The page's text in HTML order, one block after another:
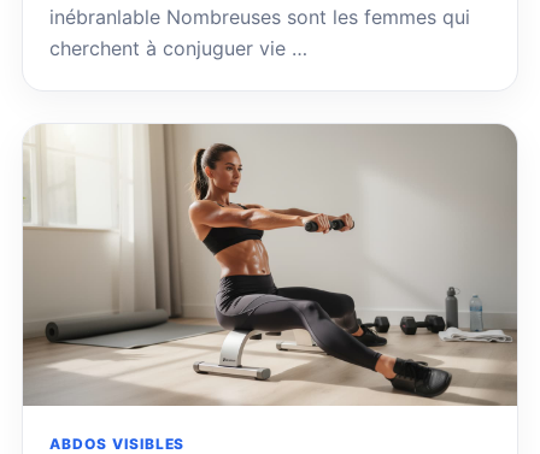
inébranlable Nombreuses sont les femmes qui
cherchent à conjuguer vie …
ABDOS VISIBLES